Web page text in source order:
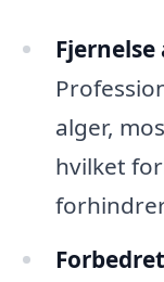
alger,
hvilket